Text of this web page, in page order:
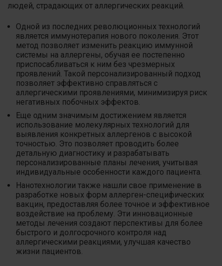
людей, страдающих от аллергических реакций.
Одной из последних революционных технологий
является иммунотерапия нового поколения. Этот
метод позволяет изменить реакцию иммунной
системы на аллергены, обучая ее постепенно
приспосабливаться к ним без чрезмерных
проявлений. Такой персонализированный подход
позволяет эффективно справляться с
аллергическими проявлениями, минимизируя риск
негативных побочных эффектов.
Еще одним значимым достижением является
использование молекулярных технологий для
выявления конкретных аллергенов с высокой
точностью. Это позволяет проводить более
детальную диагностику и разрабатывать
персонализированные планы лечения, учитывая
индивидуальные особенности каждого пациента.
Нанотехнологии также нашли свое применение в
разработке новых форм аллерген-специфических
вакцин, предоставляя более точное и эффективное
воздействие на проблему. Эти инновационные
методы лечения создают перспективы для более
быстрого и долгосрочного контроля над
аллергическими реакциями, улучшая качество
жизни пациентов.